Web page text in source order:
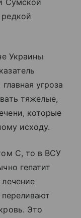
Сумской
Украины
угроза
тяжелые,
которые
исходу.
С, то в ВСУ
гепатит
Это